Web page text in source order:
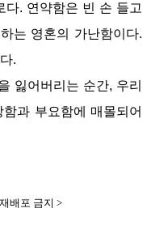
다. 연약함은 빈 손 들고
는 영혼의 가난함이다.
.
잃어버리는 순간, 우리
과 부요함에 매몰되어
배포 금지 >